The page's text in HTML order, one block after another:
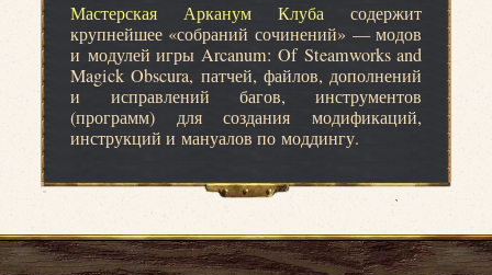
Мастерская Арканум Клуба содержит
крупнейшее «собраний сочинений» — модов
и модулей игры Arcanum: Of Steamworks and
Magick Obscura, патчей, файлов, дополнений
и исправлений багов, инструментов
(программ) для создания модификаций,
инструкций и мануалов по моддингу.